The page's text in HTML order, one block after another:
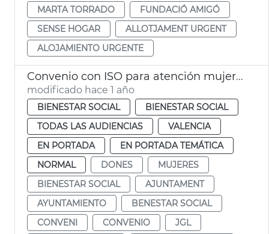
MARTA TORRADO
FUNDACIÓ AMIGÓ
SENSE HOGAR
ALLOTJAMENT URGENT
ALOJAMIENTO URGENTE
Convenio con ISO para atención mujeres y familias riesgo exclusión social
modificado hace 1 año
BIENESTAR SOCIAL
BIENESTAR SOCIAL
TODAS LAS AUDIENCIAS
VALENCIA
EN PORTADA
EN PORTADA TEMÁTICA
NORMAL
DONES
MUJERES
BIENESTAR SOCIAL
AJUNTAMENT
AYUNTAMIENTO
BENESTAR SOCIAL
CONVENI
CONVENIO
JGL